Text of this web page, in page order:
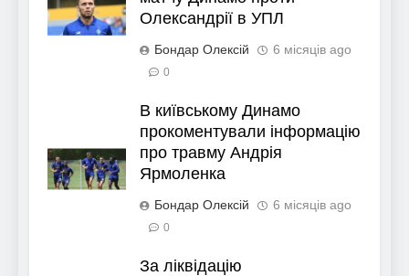
Олександрії в УПЛ
Бондар Олексій 6 місяців ago
0
В київському Динамо
прокоментували інформацію
про травму Андрія
Ярмоленка
Бондар Олексій 6 місяців ago
0
За ліквідацію